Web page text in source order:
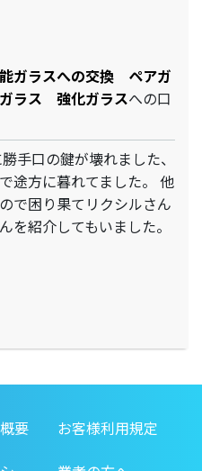
ガラスへの交換 ペアガ
ラス 強化ガラスへの口
手口の鍵が壊れました、
途方に暮れてました。 他
で困り果てリクシルさん
を紹介してもいました。
要
お客様利用規定